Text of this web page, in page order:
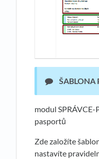
ŠABLONA
modul
pasportů
Zde založíte
nastavíte